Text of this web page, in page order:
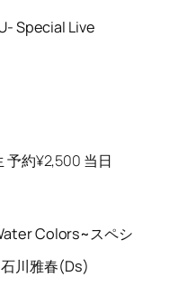
Special Live
約¥2,500 当日
Colors~スペシ
川雅春(Ds)